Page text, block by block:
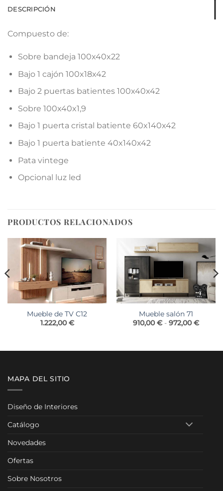
DESCRIPCIÓN
Compuesto de:
Sobre bandeja 100x40x22
Bajo 1 cajón 100x18x42
Bajo 2 puertas batientes 100x40x42
Sobre 100x40x1,9
Bajo 1 puerta cristal batiente 60x140x42
Bajo 1 puerta batiente 40x140x42
Pata vintege
Opcional luz led
PRODUCTOS RELACIONADOS
Mueble de TV C12
1.222,00€
Mueble salón 71
910,00€ - 972,00€Rango
MAPA DEL SITIO
Diseño de Interiores
Catálogo
Novedades
Ofertas
Sobre Nosotros